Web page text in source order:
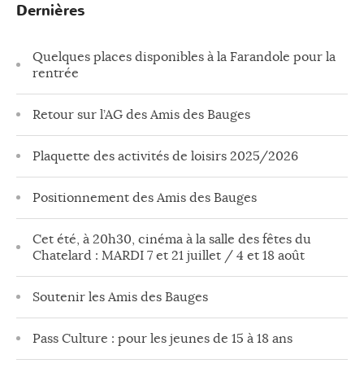
Dernières
Quelques places disponibles à la Farandole pour la
rentrée
Retour sur l’AG des Amis des Bauges
Plaquette des activités de loisirs 2025/2026
Positionnement des Amis des Bauges
Cet été, à 20h30, cinéma à la salle des fêtes du
Chatelard : MARDI 7 et 21 juillet / 4 et 18 août
Soutenir les Amis des Bauges
Pass Culture : pour les jeunes de 15 à 18 ans